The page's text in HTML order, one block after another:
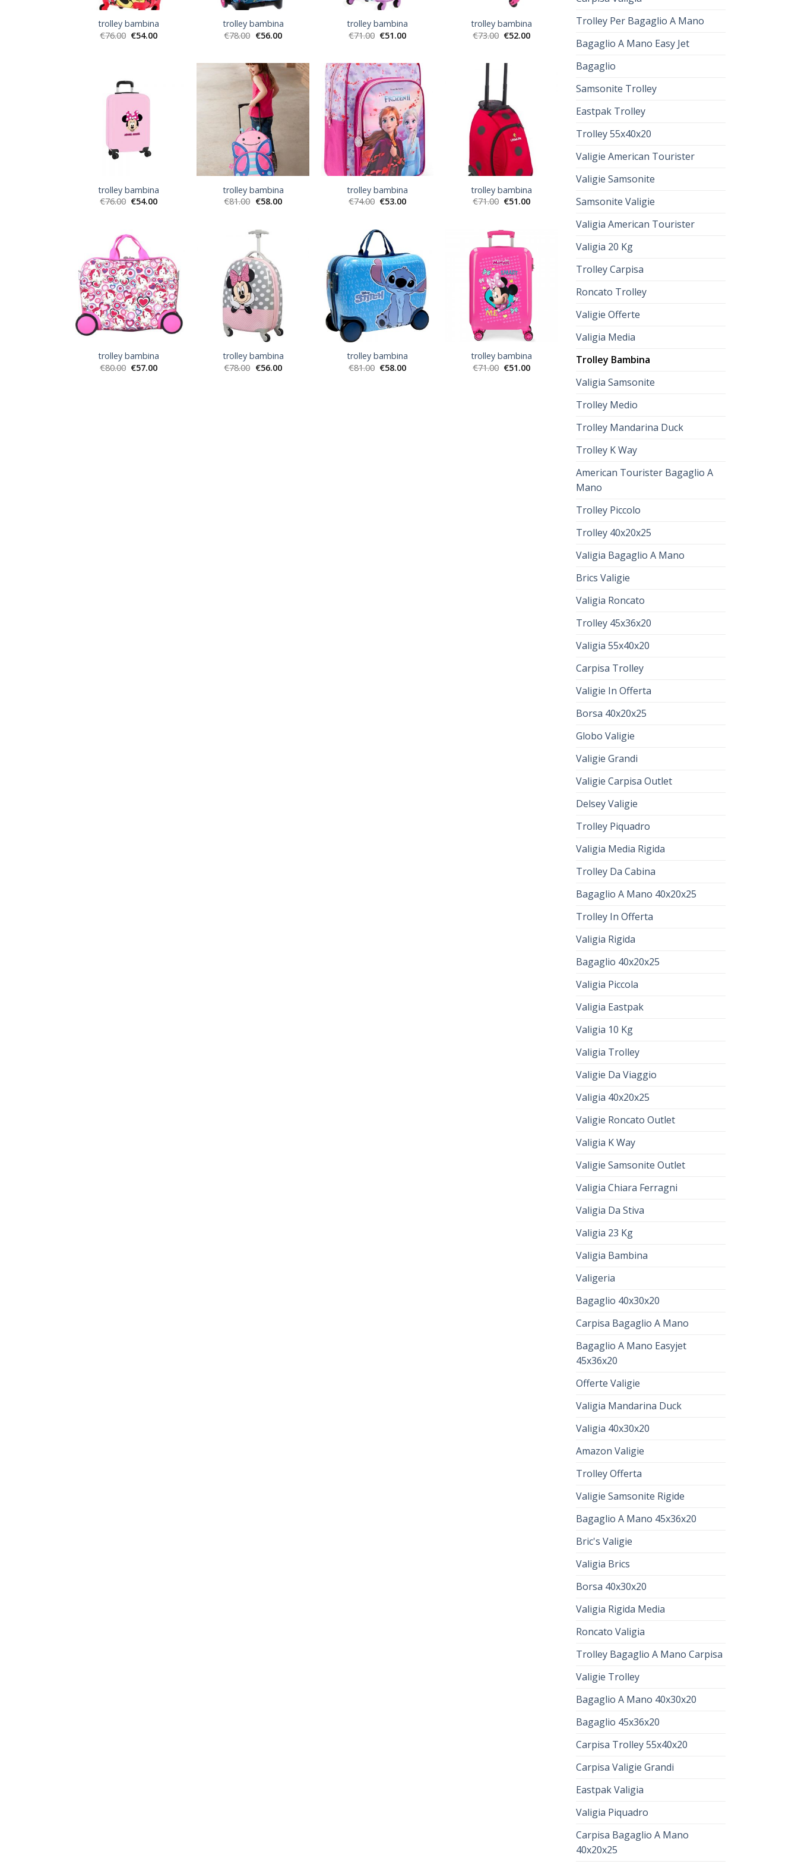
trolley bambina
€76.00 €54.00
trolley bambina
€78.00 €56.00
trolley bambina
€71.00 €51.00
trolley bambina
€73.00 €52.00
trolley bambina
€76.00 €54.00
trolley bambina
€81.00 €58.00
trolley bambina
€74.00 €53.00
trolley bambina
€71.00 €51.00
trolley bambina
€80.00 €57.00
trolley bambina
€78.00 €56.00
trolley bambina
€81.00 €58.00
trolley bambina
€71.00 €51.00
Trolley Per Bagaglio A Mano
Bagaglio A Mano Easy Jet
Bagaglio
Samsonite Trolley
Eastpak Trolley
Trolley 55x40x20
Valigie American Tourister
Valigie Samsonite
Samsonite Valigie
Valigia American Tourister
Valigia 20 Kg
Trolley Carpisa
Roncato Trolley
Valigie Offerte
Valigia Media
Trolley Bambina
Valigia Samsonite
Trolley Medio
Trolley Mandarina Duck
Trolley K Way
American Tourister Bagaglio A
Mano
Trolley Piccolo
Trolley 40x20x25
Valigia Bagaglio A Mano
Brics Valigie
Valigia Roncato
Trolley 45x36x20
Valigia 55x40x20
Carpisa Trolley
Valigie In Offerta
Borsa 40x20x25
Globo Valigie
Valigie Grandi
Valigie Carpisa Outlet
Delsey Valigie
Trolley Piquadro
Valigia Media Rigida
Trolley Da Cabina
Bagaglio A Mano 40x20x25
Trolley In Offerta
Valigia Rigida
Bagaglio 40x20x25
Valigia Piccola
Valigia Eastpak
Valigia 10 Kg
Valigia Trolley
Valigie Da Viaggio
Valigia 40x20x25
Valigie Roncato Outlet
Valigia K Way
Valigie Samsonite Outlet
Valigia Chiara Ferragni
Valigia Da Stiva
Valigia 23 Kg
Valigia Bambina
Valigeria
Bagaglio 40x30x20
Carpisa Bagaglio A Mano
Bagaglio A Mano Easyjet
45x36x20
Offerte Valigie
Valigia Mandarina Duck
Valigia 40x30x20
Amazon Valigie
Trolley Offerta
Valigie Samsonite Rigide
Bagaglio A Mano 45x36x20
Bric's Valigie
Valigia Brics
Borsa 40x30x20
Valigia Rigida Media
Roncato Valigia
Trolley Bagaglio A Mano Carpisa
Valigie Trolley
Bagaglio A Mano 40x30x20
Bagaglio 45x36x20
Carpisa Trolley 55x40x20
Carpisa Valigie Grandi
Eastpak Valigia
Valigia Piquadro
Carpisa Bagaglio A Mano
40x20x25